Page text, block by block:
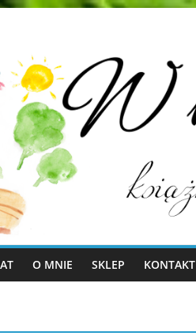
O MNIE SKLEP KONTAKT